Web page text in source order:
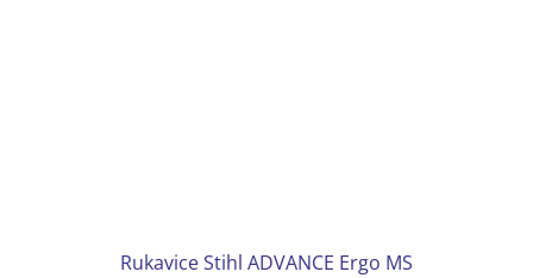
Rukavice Stihl ADVANCE Ergo MS